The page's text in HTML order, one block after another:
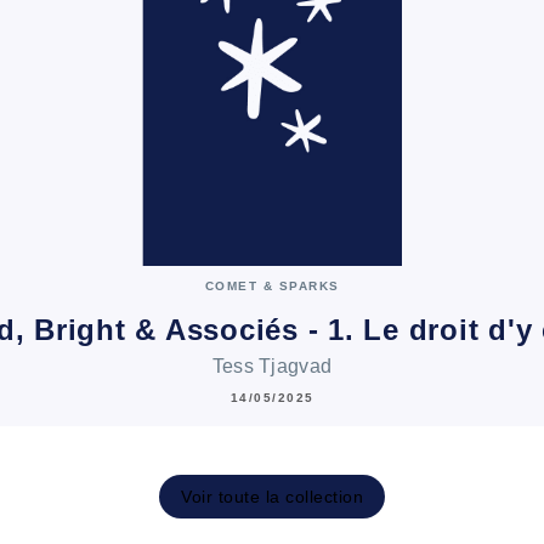
COMET & SPARKS
Bright & Associés - 1. Le droit
Tess Tjagvad
14/05/2025
Voir toute la collection